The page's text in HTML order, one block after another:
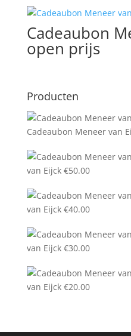
Cadeaubon
open prijs
Producten
Cadeaubon Meneer van
van Eijck €50.00
van Eijck €40.00
van Eijck €30.00
van Eijck €20.00